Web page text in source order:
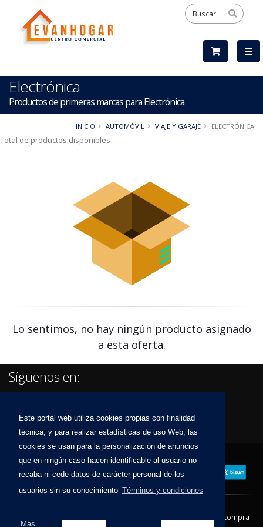
Este portal web utiliza cookies propias con finalidad
técnica, y para realizar estadísticas de uso Web, las
cookies se usan para la personalización de anuncios
que en ningún caso hacen identificable al usuario no
recaba ni cede datos de carácter personal de los
usuarios sin su conocimiento Términos y condiciones
Más
Electrónica
Productos de primeras marcas para Electrónica
INICIO AUTOMÓVIL VIAJE Y GARAJE ELECTRÓNICA
Total de productos disponibles
Lo sentimos, no hay ningún producto asignado
a esta oferta.
Síguenos en:
Condiciones de compra